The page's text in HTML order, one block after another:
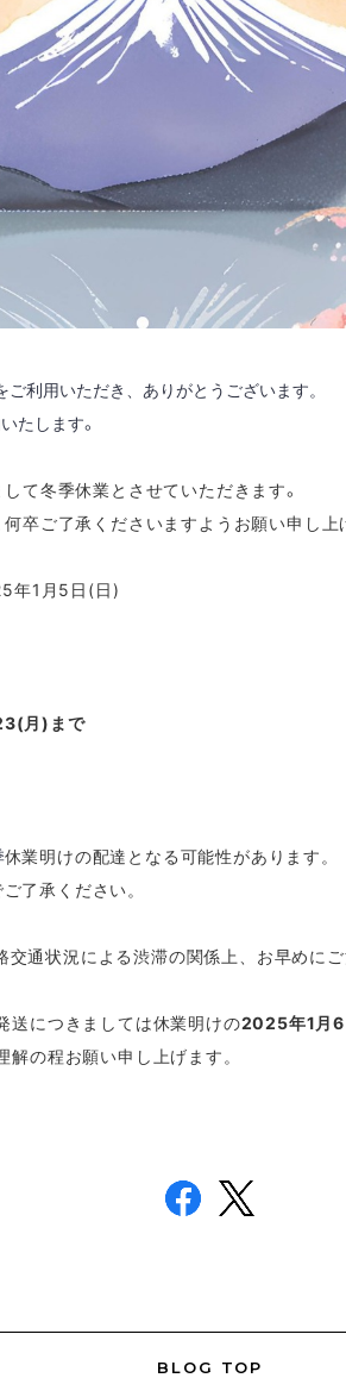
利用いただき、ありがとうございます。
たします。
て冬季休業とさせていただきます。
卒ご了承くださいますようお願い申し上
年1月5日(日)
月)まで
休業明けの配達となる可能性があります。
了承ください。
通状況による渋滞の関係上、お早めに
送につきましては休業明けの2025年1月
の程お願い申し上げます。
BLOG TOP